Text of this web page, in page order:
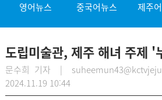
영어뉴스
중국어뉴스 제주
도립미술관, 제주 해녀 주제 '
문수희 기자 |
2024.11.19 10:44